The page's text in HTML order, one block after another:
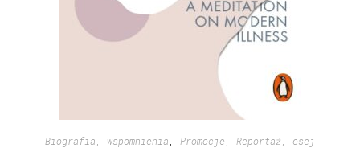
Biografia, wspomnienia Promocje Reportaż, esej